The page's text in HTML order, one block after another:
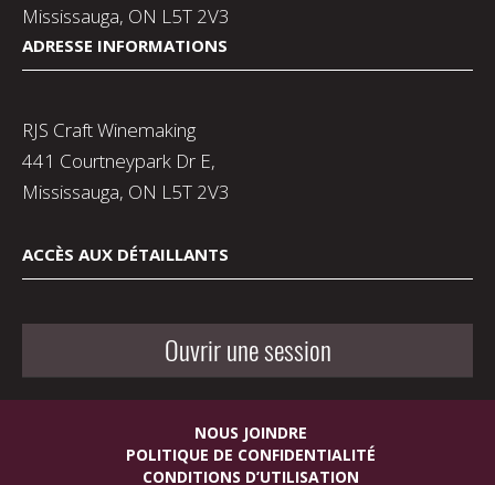
Mississauga, ON L5T 2V3
ADRESSE INFORMATIONS
RJS Craft Winemaking
441 Courtneypark Dr E,
Mississauga, ON L5T 2V3
ACCÈS AUX DÉTAILLANTS
Ouvrir une session
NOUS JOINDRE
POLITIQUE DE CONFIDENTIALITÉ
CONDITIONS D’UTILISATION